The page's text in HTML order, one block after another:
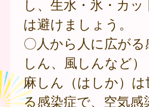
し、生水・氷・カ
は避けましょう。
〇人から人に広が
しん、風しんなど）
麻しん（はしか）
る感染症で、空気